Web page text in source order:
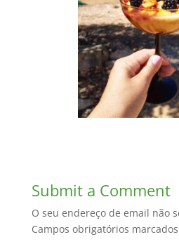
Submit a Comment
O seu endereço de email não
Campos obrigatórios